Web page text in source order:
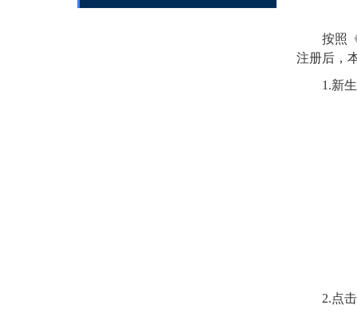
按照
注册后，
1.新
2.点